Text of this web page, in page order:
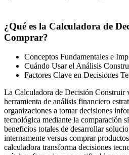
¿Qué es la Calculadora de
Comprar?
Conceptos Fundamentales e
Cuándo Usar el Análisis
Factores Clave en Decisiones
La Calculadora de Decisión Construir
herramienta de análisis financiero
organizaciones a tomar decisiones
tecnológica mediante la comparación
beneficios totales de desarrollar
internamente versus comprar
calculadora transforma decisiones